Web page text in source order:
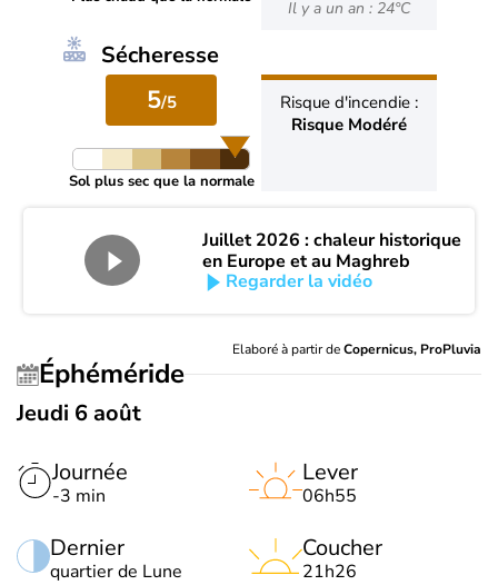
Il y a un an : 24°C
Sécheresse
5/5
Sol plus sec que la normale
Risque d'incendie :
Risque Modéré
Juillet 2026 : chaleur historique
en Europe et au Maghreb
Regarder la vidéo
Elaboré à partir deCopernicus, ProPluvia
Éphéméride
Jeudi 6 août
Journée
-3 min
Dernier
quartier de Lune
Lever
06h55
Coucher
21h26